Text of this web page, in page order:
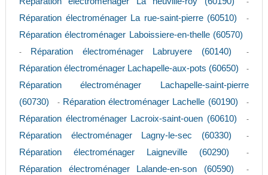
-
Réparation électroménager La rue-saint-pierre (60510) -
Réparation électroménager Laboissiere-en-thelle (60570)
- Réparation électroménager Labruyere (60140) -
Réparation électroménager Lachapelle-aux-pots (60650) -
Réparation électroménager Lachapelle-saint-pierre
(60730)
- Réparation électroménager Lachelle (60190) -
Réparation électroménager Lacroix-saint-ouen (60610) -
Réparation électroménager Lagny-le-sec (60330) -
Réparation électroménager Laigneville (60290) -
Réparation électroménager Lalande-en-son (60590) -